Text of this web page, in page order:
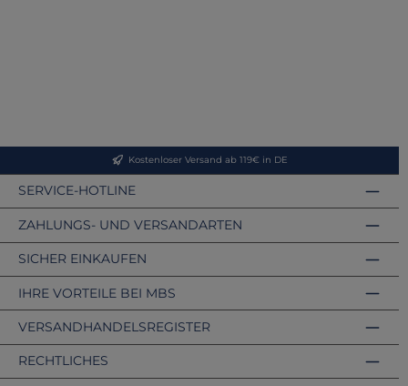
Kostenloser Versand ab 119€ in DE
SERVICE-HOTLINE
ZAHLUNGS- UND VERSANDARTEN
VERSANDHANDELSREGISTER
SICHER EINKAUFEN
IHRE VORTEILE BEI MBS
RECHTLICHES